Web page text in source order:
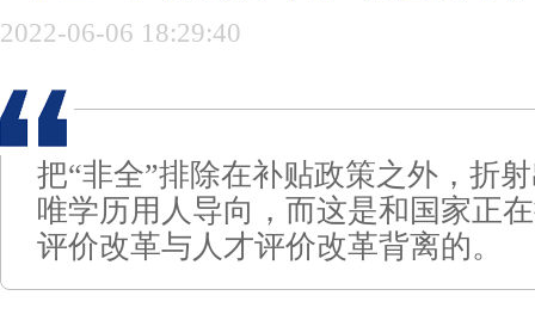
2022-06-06 18:29:40
把“非全”排除在补贴政策之外，折
唯学历用人导向，而这是和国家正
评价改革与人才评价改革背离的。